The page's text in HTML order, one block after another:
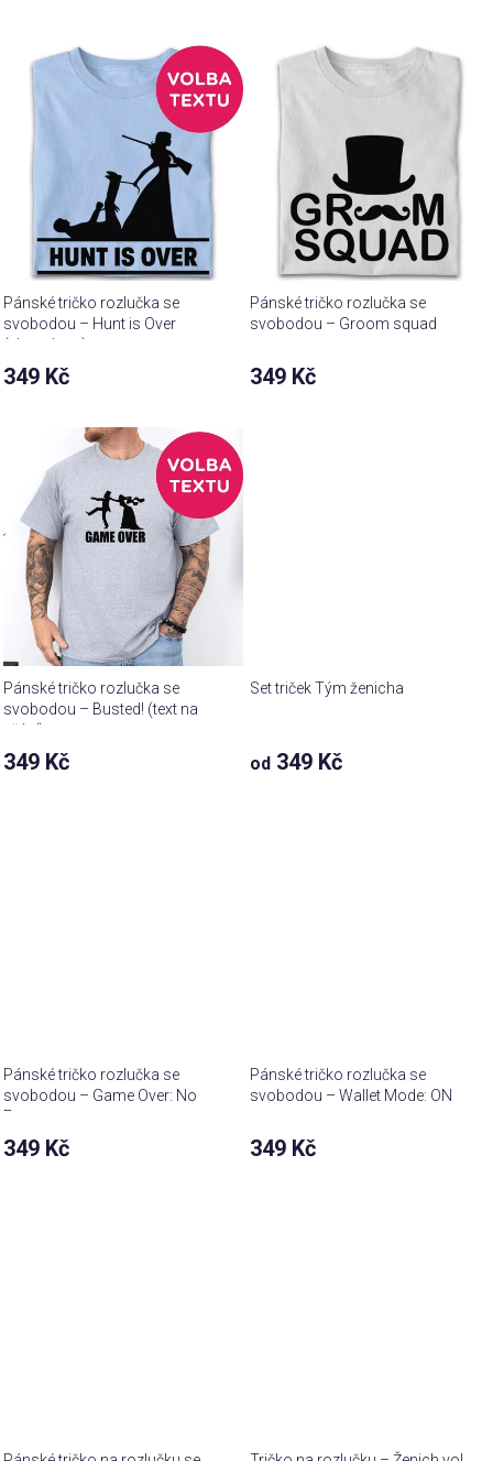
Pánské tričko rozlučka se
svobodou – Hunt is Over
(vlastní text)
349 Kč
Pánské tričko rozlučka se
svobodou – Groom squad
349 Kč
Pánské tričko rozlučka se
svobodou – Busted! (text na
přání)
349 Kč
Set triček Tým ženicha
od 349 Kč
Pánské tričko rozlučka se
svobodou – Game Over: No
Escape
349 Kč
Pánské tričko rozlučka se
svobodou – Wallet Mode: ON
349 Kč